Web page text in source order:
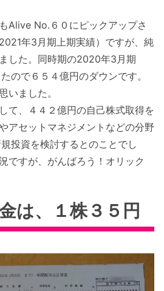
Alive No.６０にピックアップさ
年3月期上期実績）ですが、純
した。同時期の2020年3月期
ので６５４億円のダウンです。
いました。
て、４４２億円の自己株式取得を
アセットマネジメントなどの分野
投資を検討するとのことでし
ですが、がんばろう！オリック
は、１株３５円